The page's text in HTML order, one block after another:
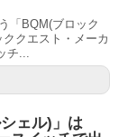
「BQM(ブロック
クエスト・メーカ
...
ェル)」は